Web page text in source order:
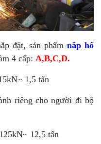
đặt, sản phẩm nắp hố
4 cấp: A,B,C,D.
1,5 tấn
riêng cho người đi bộ
12,5 tấn